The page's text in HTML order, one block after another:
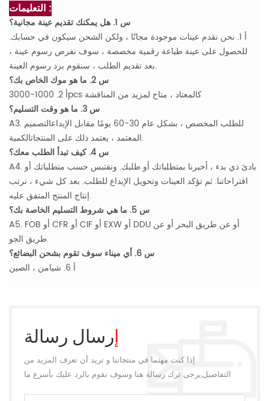
التعليمات :
س 1. هل يمكنك تقديم عينة مجانية؟
أ 1. نحن نقدم عينات موجودة مجانًا ، ولكن الشحن سيكون في حسابك.
للحصول على عينة طباعة رقمية مخصصة ، سوف نفرض رسوم عينة ،
بعد تقديم الطلب ، سنقوم برد رسوم العينة.
س 2. ما هو موك الخاص بك؟
أ 2. 1000-3000pcs كالمعتاد ، متاح لمزيد من المناقشة
س 3. ما هو وقت التسليم؟
A3. للطلب المخصص ، بشكل عام 30-60 يومًا مقابل الإيداعالتصميم
المعتمد ، يعتمد ذلك على المنتجاتالكمية.
س 4. كيف تبدأ الطلب معك؟
A4. بادئ ذي بدء ، أخبرنا بمتطلباتك أو طلبك. ونقتبس حسب متطلباتك أو
اقتراحاتنا. ثم تؤكد العينات وتحويل الإيداع للطلب. بعد كل شيء ، نرتب
إنتاج المنتج المتفق عليه.
س 5. ما هي شروط التسليم الخاصة بك؟
A5. FOB أو CFR أو CIF أو EXW أو DDU أو عن طريق البحر أو عن
طريق الجو.
س 6. أي ميناء سوف تقوم بشحن البضائع؟
أ 6. شيامن ، الصين
إرسال رسالة
إذا كنت مهتما في منتجاتنا و تريد أن تعرف المزيد من
التفاصيل,يرجى ترك رسالة هنا وسوف نقوم بالرد عليك بأسرع ما